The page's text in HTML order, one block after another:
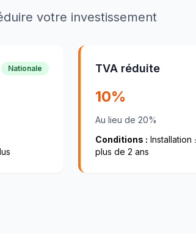
votre investissement
Nationale TVA réduite
10%
Au lieu de 20%
Conditions : Installation
plus de 2 ans